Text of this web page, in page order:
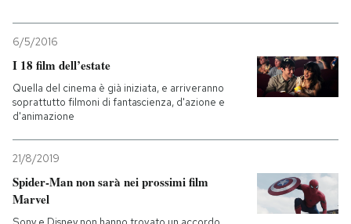
6/5/2016
I 18 film dell’estate
Quella del cinema è già iniziata, e arriveranno
soprattutto filmoni di fantascienza, d'azione e
d'animazione
21/8/2019
Spider-Man non sarà nei prossimi film
Marvel